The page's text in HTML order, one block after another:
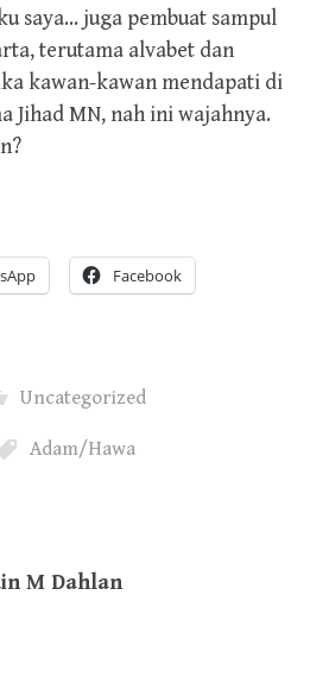
saya… juga pembuat sampul
terutama alvabet dan
kawan-kawan mendapati di
Jihad MN, nah ini wajahnya.
Facebook
Uncategorized
Adam/Hawa
M Dahlan